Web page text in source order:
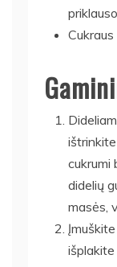
cukrumi
didelių
masės,